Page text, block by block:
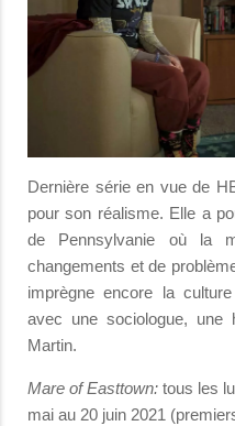
Dernière série en vue de
pour son réalisme. Elle a
de Pennsylvanie où la
changements et de
imprègne encore la
avec une sociologue, une
Martin.
Mare of Easttown: tous les
mai au 20 juin 2021